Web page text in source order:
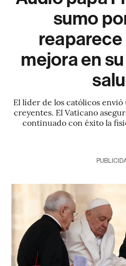
sumo
mejora en
El líder de los católicos envió
creyentes. El Vaticano
continuado con éxito la